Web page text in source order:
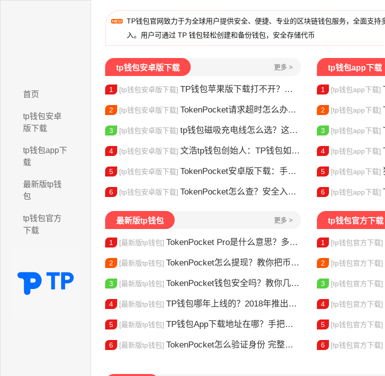
首页
tp钱包安卓
版下载
tp钱包app下
载
最新版tp钱
包
tp钱包官方
下载
TP钱包官网致力于为全球用户提供安全、便捷、专业的区块链钱包服务，全面支持
入。用户可通过 TP 钱包轻松创建和备份钱包，安全存储代币
tp钱包安卓版下载 更多 >
1 [tp钱包安卓版下载] TP钱包苹果版下载打不开？三步解决下载问题
2 [tp钱包安卓版下载] TokenPocket请求超时怎么办？这几招帮你快速解决
3 [tp钱包安卓版下载] tp钱包磁吸充电线怎么选？这款真的好用
4 [tp钱包安卓版下载] 文浩tp钱包创始人：TP钱包如何改变数字资产管理
5 [tp钱包安卓版下载] TokenPocket安卓版下载：手机多链钱包安装使用指南
6 [tp钱包安卓版下载] TokenPocket怎么查？安全入口查询指南
tp钱包app下载
1 [tp钱包app下载]
2 [tp钱包app下载]
3 [tp钱包app下载]
4 [tp钱包app下载]
5 [tp钱包app下载]
6 [tp钱包app下载]
最新版tp钱包 更多 >
1 [最新版tp钱包] TokenPocket Pro是什么意思？多链钱包新手指南
2 [最新版tp钱包] TokenPocket怎么提现？教你把币安全换成现金
3 [最新版tp钱包] TokenPocket钱包安全吗？教你几招自查
4 [最新版tp钱包] TP钱包哪年上线的？2018年推出的多链钱包全解析
5 [最新版tp钱包] TP钱包App下载地址在哪？手把手教你安全下载
6 [最新版tp钱包] TokenPocket怎么验证身份 完整教程分享 手把手教你完成KYC认证流程
tp钱包官方下载
1 [tp钱包官方下载]
2 [tp钱包官方下载]
3 [tp钱包官方下载]
4 [tp钱包官方下载]
5 [tp钱包官方下载]
6 [tp钱包官方下载]